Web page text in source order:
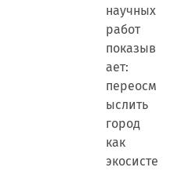
научных
работ
показыв
ает:
переосм
ыслить
город
как
экосисте